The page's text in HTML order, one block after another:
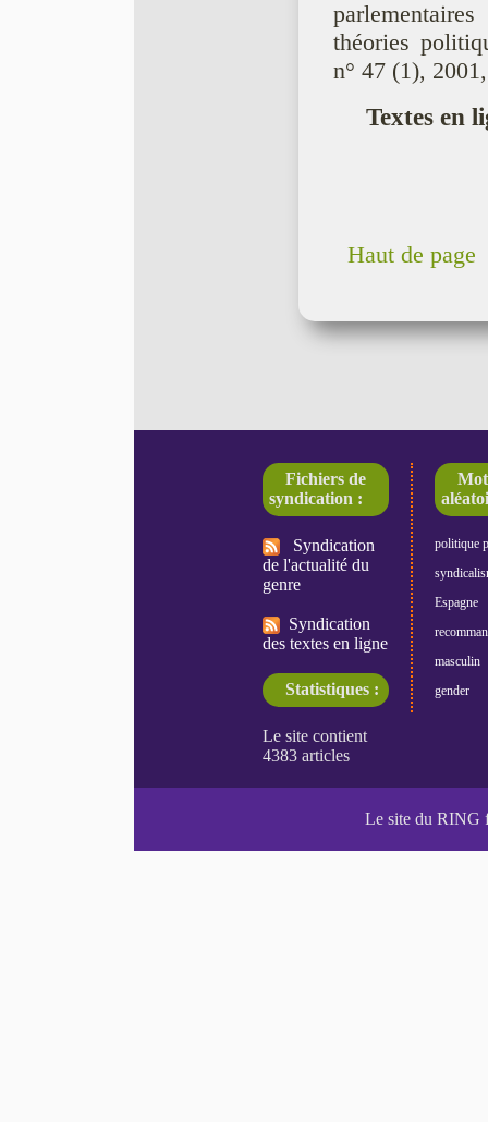
théories
n° 47 (1),
Textes en
Haut de page
Fichiers de
syndication :
Syndication
de l'actualité du
genre
Syndication
des textes en ligne
Statistiques :
politique
Espagne
masculin
gender
Le site du RING